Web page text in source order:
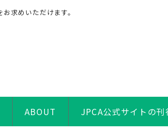
求めいただけます。
ABOUT JPCA公式サイトの